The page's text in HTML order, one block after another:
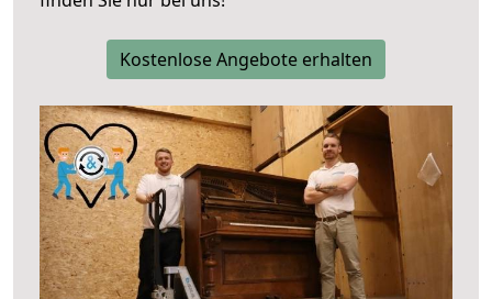
Kostenlose Angebote erhalten